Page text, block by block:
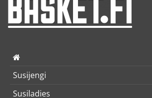
Susijengi
Susiladies